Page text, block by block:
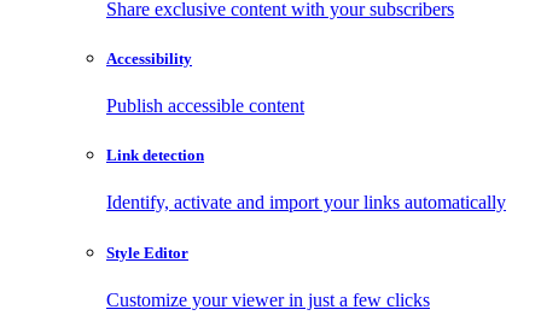
Share exclusive content with your subscribers
Accessibility
Publish accessible content
Link detection
Identify, activate and import your links automatically
Style Editor
Customize your viewer in just a few clicks